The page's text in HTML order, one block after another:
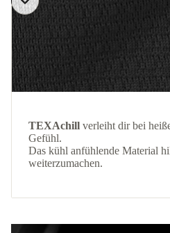
TEXAchill verleiht dir bei
Gefühl.
Das kühl anfühlende Material
weiterzumachen.